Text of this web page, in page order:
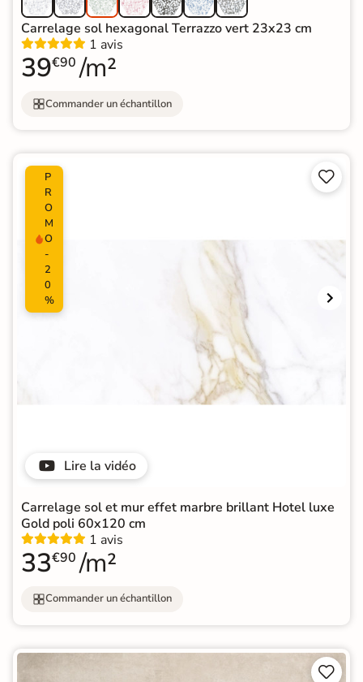
Carrelage sol hexagonal Terrazzo vert 23x23 cm
1 avis
39€90 /m²
Commander un échantillon
Lire la vidéo
P
R
O
M
O
-
2
0
%


Carrelage sol et mur effet marbre brillant Hotel luxe
Gold poli 60x120 cm
1 avis
33€90 /m²
Commander un échantillon

